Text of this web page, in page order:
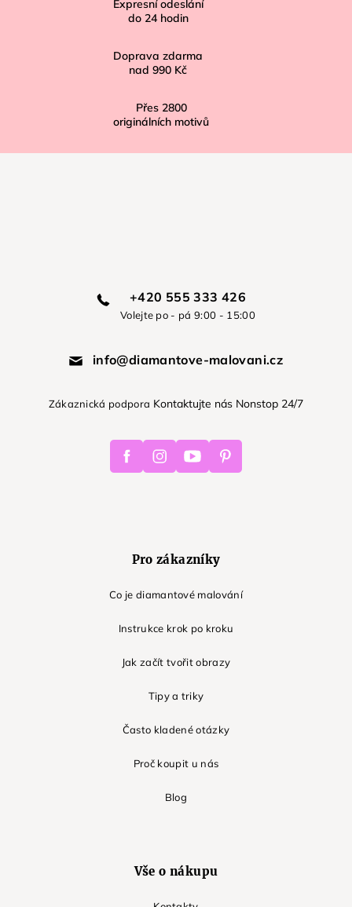
Expresní odeslání
do 24 hodin
Doprava zdarma
nad 990 Kč
Přes 2800
originálních motivů
+420 555 333 426
Volejte po - pá 9:00 - 15:00
info@diamantove-malovani.cz
Zákaznická podpora Kontaktujte nás Nonstop 24/7
FacebookInstagramYoutube Pinterest
Pro zákazníky
Co je diamantové malování
Instrukce krok po kroku
Jak začít tvořit obrazy
Tipy a triky
Často kladené otázky
Proč koupit u nás
Blog
Vše o nákupu